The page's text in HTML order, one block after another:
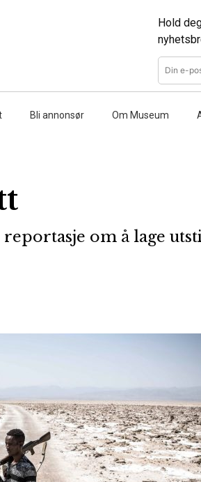
Hold
Bli annonsør Om Museum
om å lage